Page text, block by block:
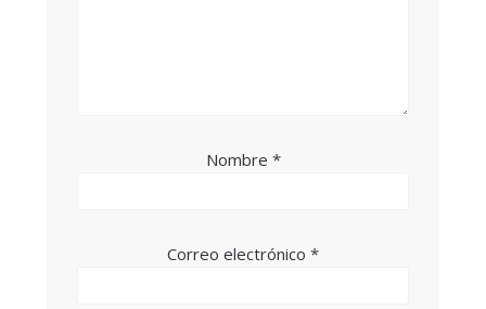
Nombre *
Correo electrónico *